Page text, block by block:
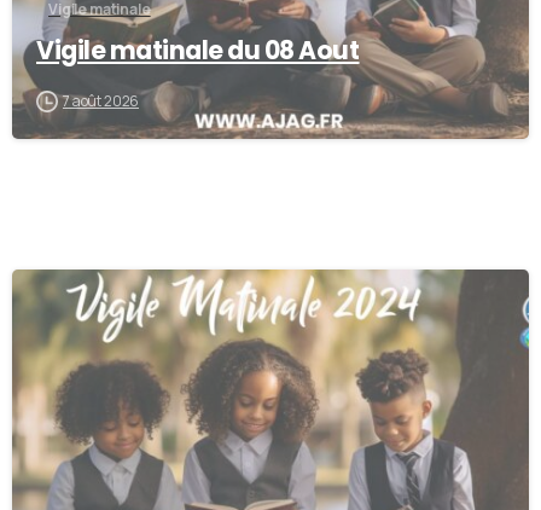
Vigile matinale
Vigile matinale du 08 Aout
7 août 2026